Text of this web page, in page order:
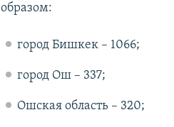
образом:
город Бишкек – 1066;
город Ош – 337;
Ошская область – 320;